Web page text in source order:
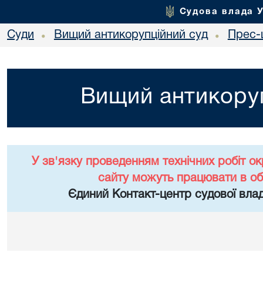
Судова влада
Суди • Вищий антикорупційний суд •
Вищий
У зв'язку проведенням технічних робіт
сайту можуть працювати в
Єдиний Контакт-центр судової